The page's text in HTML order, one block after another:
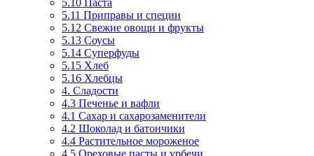
5.11 Приправы и специи
5.12 Свежие овощи и фрукты
5.13 Соусы
5.14 Суперфуды
5.15 Хлеб
5.16 Хлебцы
4. Сладости
4.3 Печенье и вафли
4.1 Сахар и сахарозаменители
4.2 Шоколад и батончики
4.4 Растительное мороженое
4.5 Ореховые пасты и урбечи